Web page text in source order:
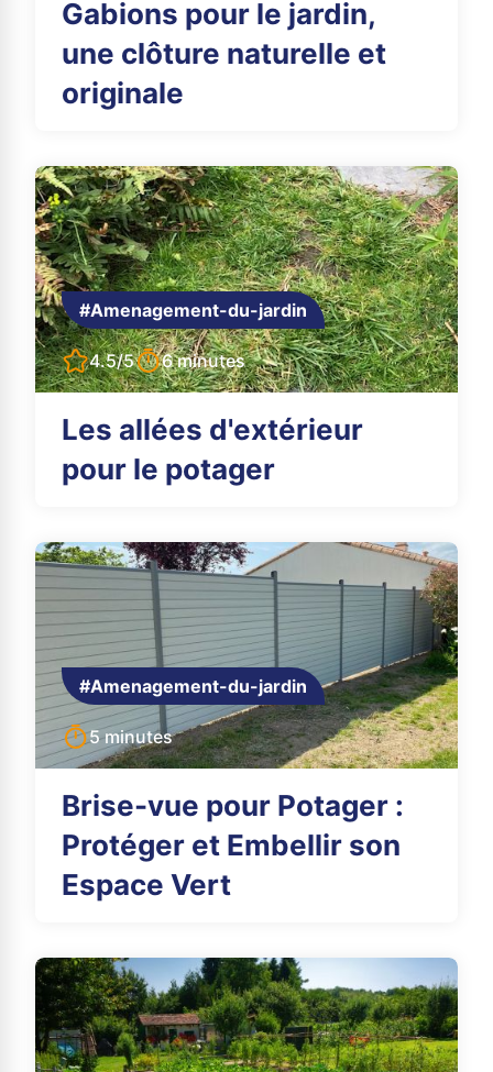
Gabions pour le jardin,
une clôture naturelle et
originale
#Amenagement-du-jardin
4.5/5 6 minutes
Les allées d'extérieur
pour le potager
#Amenagement-du-jardin
5 minutes
Brise-vue pour Potager :
Protéger et Embellir son
Espace Vert